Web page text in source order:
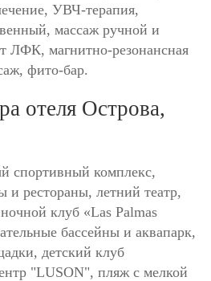
УВЧ-терапия,
массаж ручной и
ЛФК, магнитно-резонансная
фито-бар.
отеля Острова,
спортивный комплекс,
и рестораны, летний театр,
клуб «Las Palmas
бассейны и аквапарк,
детский клуб
"LUSON", пляж с мелкой